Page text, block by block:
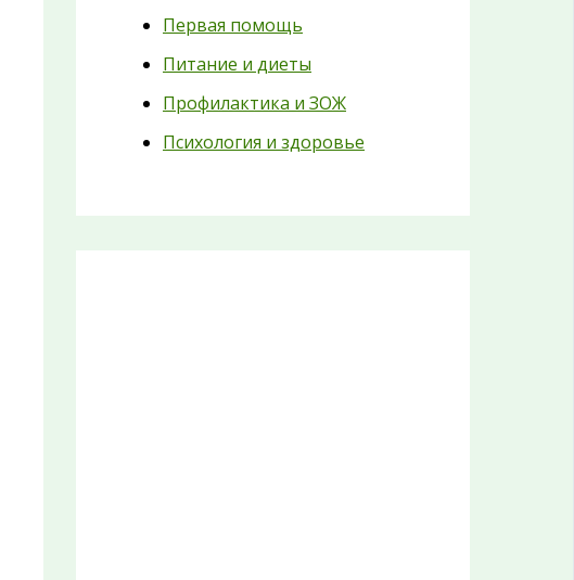
Первая помощь
Питание и диеты
Профилактика и ЗОЖ
Психология и здоровье